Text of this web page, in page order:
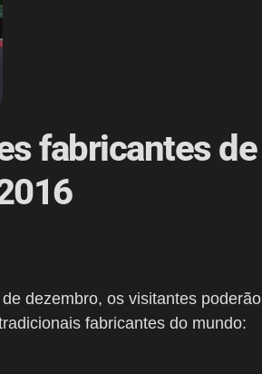
fabricantes de
dezembro, os visitantes poderão
fabricantes do mundo: